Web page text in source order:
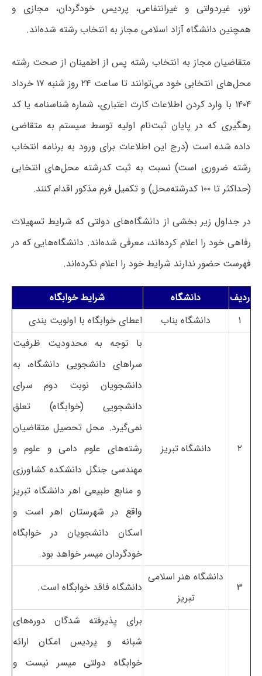
نور، غیردولتی و غیرانتفاعی، پردیس خودگردان، مجازی و
همچنین دانشگاه آزاد اسلامی مجاز به انتخاب رشته شده‌اند.
متقاضیان مجاز به انتخاب رشته پس از اطمینان از صحت رشته
محل‌های انتخابی خود می‌توانند تا ساعت ۲۴ روز شنبه ۱۷ خرداد
۱۴۰۴ با وارد کردن اطلاعات کارت اعتباری، شماره شناسنامه یا کد
رهگیری که در پایان ثبت‌نام اولیه توسط سیستم به متقاضی
داده شده است (درج این اطلاعات برای ورود به برنامه انتخاب
رشته ضروری است) نسبت به ثبت کدرشته محل‌های انتخابی
(حداکثر تا ۱۰۰ کدرشته‌محل) و تکمیل فرم مذکور اقدام کنند.
در جداول زیر بخشی از دانشگاه‌های دولتی که شرایط تسهیلات
رفاهی خود را اعلام کرده‌اند، معرفی شده‌اند. دانشگاه‌هایی که در
فهرست حضور ندارند شرایط خود را اعلام نکرده‌اند.
ردیف دانشگاه
شرایط خوابگاه
۱
دانشگاه بناب اعطای خوابگاه با اولویت بندی
۲ دانشگاه تبریز
با توجه به محدودیت ظرفیت
سراهای دانشجویی دانشگاه، به
دانشجویان نوبت دوم سرای
دانشجویی (خوابگاه) تعلق
نمی‌گیرد. محل تحصیل متقاضیان
رشته‌های علوم دامی و علوم و
مهندسی جنگل دانشکده کشاورزی
و منابع طبیعی اهر دانشگاه تبریز
واقع در شهرستان اهر است و
اسکان دانشجویان در خوابگاه
خودگردان میسر خواهد بود.
۳
دانشگاه هنر اسلامی
تبریز
دانشگاه فاقد خوابگاه است.
برای پذیرفته شدگان دوره‌های
شبانه و پردیس امکان ارائه
خوابگاه دولتی میسر نیست و